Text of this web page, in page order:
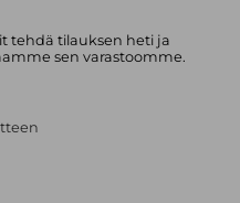
tehdä tilauksen heti ja
sen varastoomme.